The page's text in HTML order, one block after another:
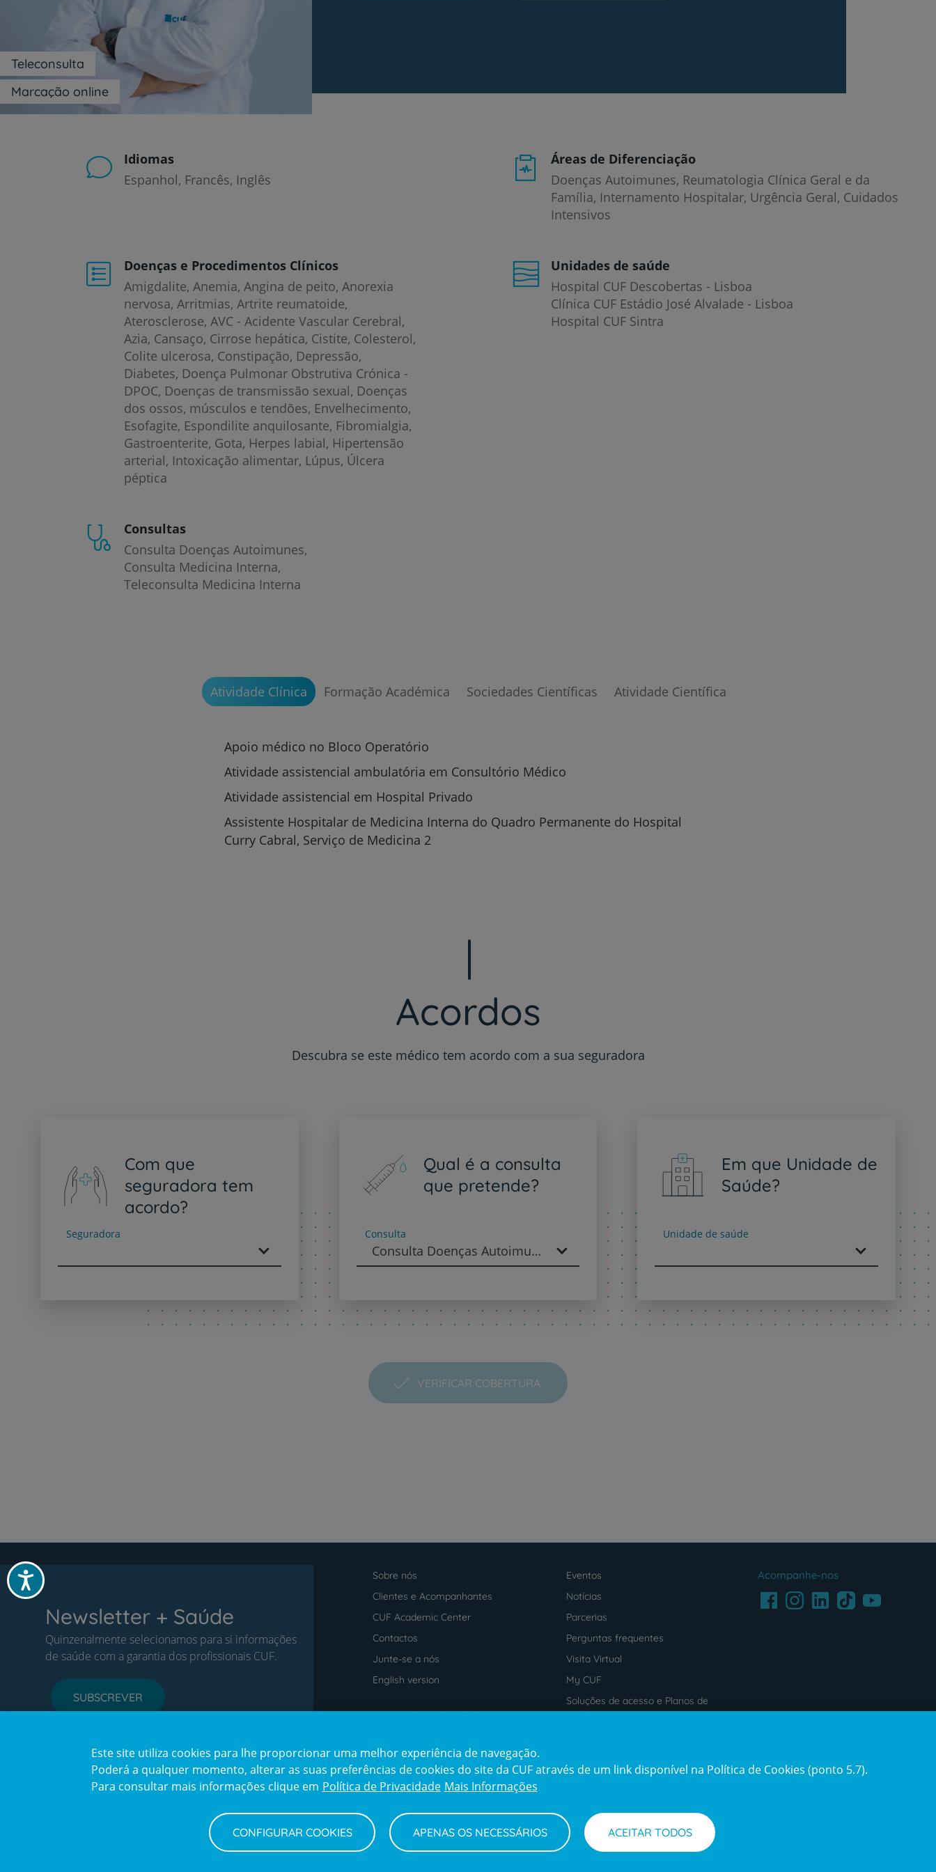
Pressione
Control-
F10
para
abrir
Acessibilidade
Serviços CUF
Plano +CUF
My CUF
Clientes e acompanhantes
PT EN
Marcação online
Teleconsulta
Idiomas
Espanhol Francês Inglês
Áreas de Diferenciação
Doenças Autoimunes, Reumatologia Clínica Geral e da
Família, Internamento Hospitalar, Urgência Geral, Cuidados
Intensivos
Doenças e Procedimentos Clínicos
Amigdalite Anemia Angina de peito Anorexia
nervosa Arritmias Artrite reumatoide
Aterosclerose AVC - Acidente Vascular Cerebral
Azia Cansaço Cirrose hepática Cistite Colesterol
Colite ulcerosa Constipação Depressão
Diabetes Doença Pulmonar Obstrutiva Crónica -
DPOC Doenças de transmissão sexual Doenças
dos ossos, músculos e tendões Envelhecimento
Esofagite Espondilite anquilosante Fibromialgia
Gastroenterite Gota Herpes labial Hipertensão
arterial Intoxicação alimentar Lúpus Úlcera
péptica
Unidades de saúde
Hospital CUF Descobertas - Lisboa
Clínica CUF Estádio José Alvalade - Lisboa
Hospital CUF Sintra
Consultas
Consulta Doenças Autoimunes
Consulta Medicina Interna
Teleconsulta Medicina Interna
Atividade Clínica Formação Académica Sociedades Científicas Atividade Científica
Apoio médico no Bloco Operatório
Atividade assistencial ambulatória em Consultório Médico
Atividade assistencial em Hospital Privado
Assistente Hospitalar de Medicina Interna do Quadro Permanente do Hospital
Curry Cabral, Serviço de Medicina 2
Acordos
Descubra se este médico tem acordo com a sua seguradora
Com que
seguradora tem
acordo?
Seguradora
Qual é a consulta
que pretende?
Consulta
Consulta Doenças Autoimunes - Medicina Interna
Em que Unidade de
Saúde?
Unidade de saúde
VERIFICAR COBERTURA
Newsletter + Saúde
Quinzenalmente selecionamos para si informações
de saúde com a garantia dos profissionais CUF.
SUBSCREVER
footer
Sobre nós
Eventos
Clientes e Acompanhantes
Notícias
CUF Academic Center
Parcerias
Contactos
Perguntas frequentes
Junte-se a nós
Visita Virtual
English version
My CUF
Intermediação de Crédito
Soluções de acesso e Planos de
saúde
Acompanhe-nos
FacebookInstagramLinkedInTikTokYoutube
Prémios
award4
Certificações
Reclamações e Elogios
Configurar Cookies Termos e Condições Declaração de Acessibilidade Canal de Denúncias
Este site utiliza cookies para lhe proporcionar uma melhor experiência de navegação.
Poderá a qualquer momento, alterar as suas preferências de cookies do site da CUF através de um link disponível na Política de Cookies (ponto 5.7).
Para consultar mais informações clique em Política de Privacidade Mais Informações
CONFIGURAR COOKIES APENAS OS NECESSÁRIOS ACEITAR TODOS